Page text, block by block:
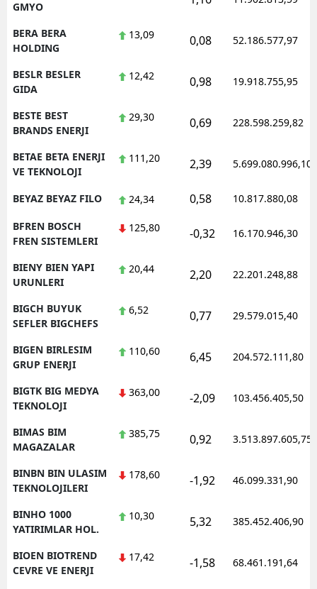
GMYO
BERA BERA
HOLDING
13,09 0,08 52.186.577,97
BESLR BESLER
GIDA
12,42 0,98 19.918.755,95
BESTE BEST
BRANDS ENERJI
29,30 0,69 228.598.259,82
BETAE BETA ENERJI
VE TEKNOLOJI
111,20 2,39 5.699.080.996,10
BEYAZ BEYAZ FILO 24,34 0,58 10.817.880,08
BFREN BOSCH
FREN SISTEMLERI
125,80 -0,32 16.170.946,30
BIENY BIEN YAPI
URUNLERI
20,44 2,20 22.201.248,88
BIGCH BUYUK
SEFLER BIGCHEFS
6,52 0,77 29.579.015,40
BIGEN BIRLESIM
GRUP ENERJI
110,60 6,45 204.572.111,80
BIGTK BIG MEDYA
TEKNOLOJI
363,00 -2,09 103.456.405,50
BIMAS BIM
MAGAZALAR
385,75 0,92 3.513.897.605,75
BINBN BIN ULASIM
TEKNOLOJILERI
178,60 -1,92 46.099.331,90
BINHO 1000
YATIRIMLAR HOL.
10,30 5,32 385.452.406,90
BIOEN BIOTREND
CEVRE VE ENERJI
17,42 -1,58 68.461.191,64